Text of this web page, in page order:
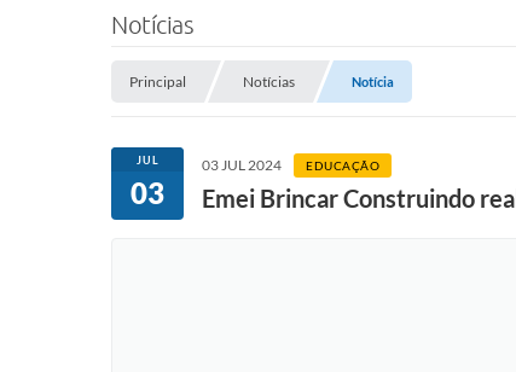
Notícias
Principal Notícias Notícia
JUL
03
03 JUL 2024 EDUCAÇÃO
Emei Brincar Construindo